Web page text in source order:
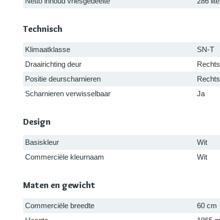
Technisch
Klimaatklasse
SN-T
Draairichting deur
Rechts
Positie deurscharnieren
Rechts
Scharnieren verwisselbaar
Ja
Design
Basiskleur
Wit
Commerciële kleurnaam
Wit
Maten en gewicht
Commerciële breedte
60 cm